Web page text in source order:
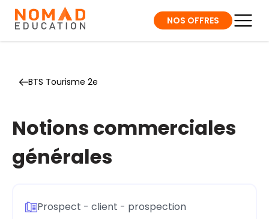
NOS OFFRES
BTS Tourisme 2e
Notions commerciales
générales
Prospect - client - prospection